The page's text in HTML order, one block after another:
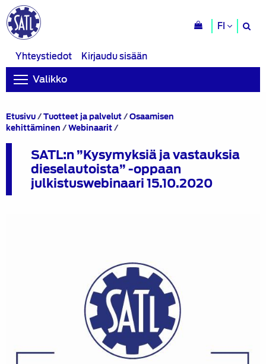
FI
Yhteystiedot
Kirjaudu sisään
Valikko
Etusivu/Tuotteet ja palvelut/Osaamisen
kehittäminen /Webinaarit/
ja
vastauksia
dieselautoista”
-
SATL:n ”Kysymyksiä ja vastauksia
dieselautoista” -oppaan
julkistuswebinaari 15.10.2020